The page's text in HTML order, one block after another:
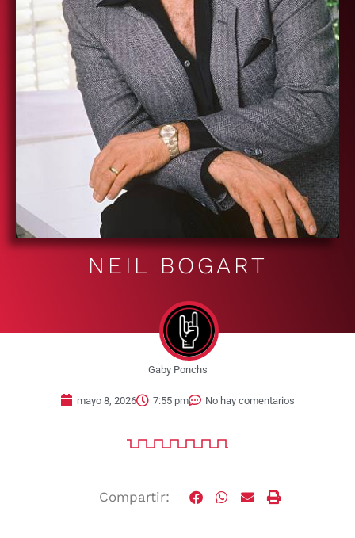
NEIL BOGART
Gaby Ponchs
mayo 8, 2026 7:55 pm No hay comentarios
Compartir: